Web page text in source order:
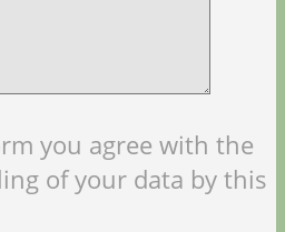
you agree with the
of your data by this